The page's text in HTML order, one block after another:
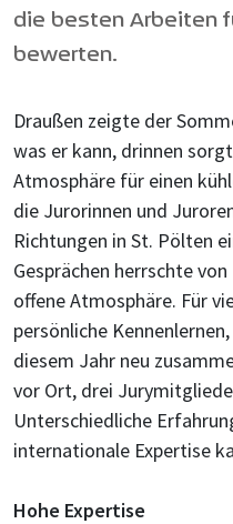
die besten Arbeiten
bewerten.
Draußen zeigte der
was er kann, drinnen
Atmosphäre für einen
die Jurorinnen und
Richtungen in St. Pölten
Gesprächen herrschte
offene Atmosphäre. Für
persönliche
diesem Jahr neu
vor Ort, drei
Unterschiedliche
internationale Expertise
Hohe Expertise